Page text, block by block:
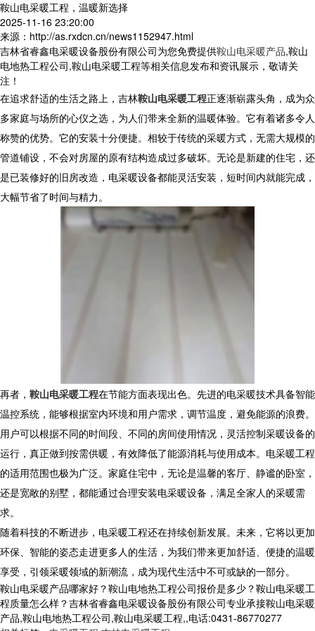
鞍山电采暖工程，温暖新选择
2025-11-16 23:20:00
来源：http://as.rxdcn.cn/news1152947.html
吉林省睿鑫电采暖设备股份有限公司为您免费提供鞍山电采暖产品,鞍山
电地热工程公司,鞍山电采暖工程等相关信息发布和资讯展示，敬请关
注！
在追求舒适的生活之路上，吉林鞍山电采暖工程正逐渐崭露头角，成为众
多家庭与场所的心仪之选，为人们带来全新的温暖体验。它有着诸多令人
称赞的优势。它的安装十分便捷。相较于传统的采暖方式，无需大规模的
管道铺设，不会对房屋的原有结构造成过多破坏。无论是新建的住宅，还
是已装修好的旧房改造，电采暖设备都能灵活安装，短时间内就能完成，
大幅节省了时间与精力。
再者， 鞍山电采暖工程在节能方面表现出色。先进的电采暖技术具备智能
温控系统，能够根据室内环境和用户需求，调节温度，避免能源的浪费。
用户可以根据不同的时间段、不同的房间使用情况，灵活控制采暖设备的
运行，真正做到按需供暖，有效降低了能源消耗与使用成本。电采暖工程
的适用范围也极为广泛。家庭住宅中，无论是温馨的客厅、静谧的卧室，
还是宽敞的别墅，都能通过合理安装电采暖设备，满足全家人的采暖需
求。
随着科技的不断进步，电采暖工程还在持续创新发展。未来，它将以更加
环保、智能的姿态走进更多人的生活，为我们带来更加舒适、便捷的温暖
享受，引领采暖领域的新潮流，成为现代生活中不可或缺的一部分。
鞍山电采暖产品哪家好？鞍山电地热工程公司报价是多少？鞍山电采暖工
程质量怎么样？吉林省睿鑫电采暖设备股份有限公司专业承接鞍山电采暖
产品,鞍山电地热工程公司,鞍山电采暖工程,,电话:0431-86770277